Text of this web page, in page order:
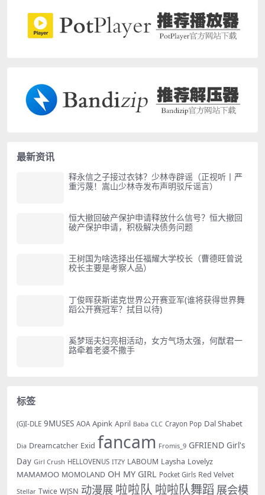
最新资讯
释永信之子接过衣钵？少林寺辟谣（正视听丨严
重污蔑！嵩山少林寺发布声明驳斥谣言）
恒大撤回破产保护申请释放什么信号？恒大撤回
破产保护申请，积极解决债务问题
王树国为啥选择出任福耀大学校长（曹德旺曾说
校长主要是考察人品）
丁俊晖获斯诺克世界公开赛亚军(谁将获得世界舞
蹈公开赛冠军？拭目以待)
奚梦瑶夫妇亮相活动，女方气场太强，何猷君一
路牵着老婆不撒手
标签
(G)I-DLE 9MUSES AOA Apink April Baba CLC Crayon Pop Dal Shabet
Dia Dreamcatcher Exid fancam Fromis_9 GFRIEND Girl's
Day Girl Crush HELLOVENUS ITZY LABOUM Laysha Lovelyz
MAMAMOO MOMOLAND OH MY GIRL Pocket Girls Red Velvet
Stellar Twice WJSN 动漫展 啦啦队 啦啦队舞蹈 展会模